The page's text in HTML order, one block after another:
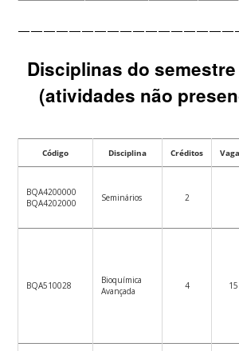
Disciplinas do semestre
(atividades não
Código Disciplina Créditos
BQA4200000
BQA4202000
Seminários 2
BQA510028
Bioquímica
Avançada
4 15